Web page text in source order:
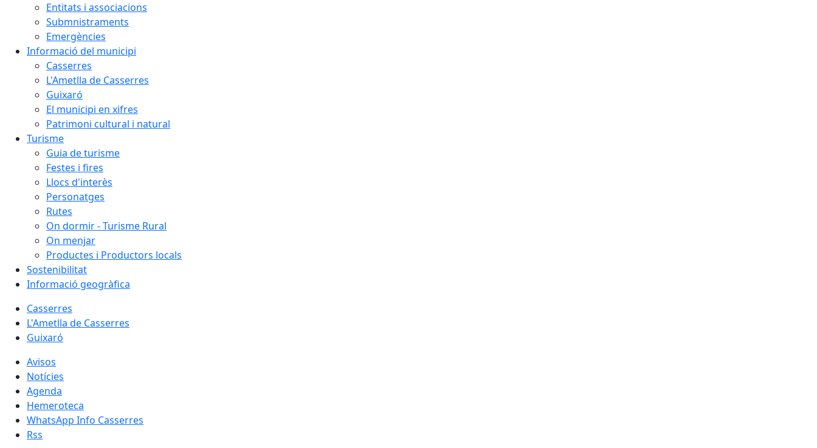
Entitats i associacions
Submnistraments
Emergències
Informació del municipi
Casserres
L'Ametlla de Casserres
Guixaró
El municipi en xifres
Patrimoni cultural i natural
Turisme
Guia de turisme
Festes i fires
Llocs d'interès
Personatges
Rutes
On dormir - Turisme Rural
On menjar
Productes i Productors locals
Sostenibilitat
Informació geogràfica
Casserres
L'Ametlla de Casserres
Guixaró
Avisos
Notícies
Agenda
Hemeroteca
WhatsApp Info Casserres
Rss